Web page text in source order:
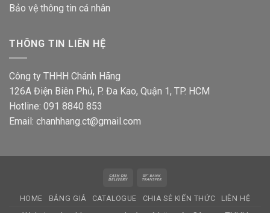
Bảo vệ thông tin cá nhân
THÔNG TIN LIÊN HỆ
Công ty THHH Chánh Hãng
126A Điện Biên Phủ, P. Đa Kao, Quận 1, TP. HCM
Hotline: 091 8840 853
Email: chanhhang.ct@gmail.com
Cash
Delivery
HOME BẢNG GIÁ CATALOGUE CHIA SẺ KIẾN THỨC LIÊN HỆ